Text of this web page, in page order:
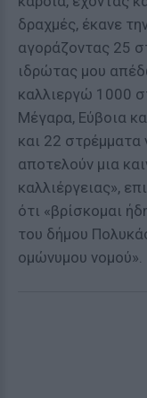
δραχμές, έκανε
αγοράζοντας 25
ιδρώτας μου
καλλιεργώ 1000
Μέγαρα, Εύβοια
και 22 στρέμματα
αποτελούν μια
καλλιέργειας»,
ότι «βρίσκομαι
του δήμου
ομώνυμου νομού».